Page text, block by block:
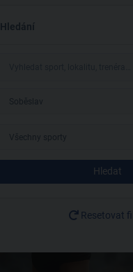
Hledání
Soběslav
Všechny sporty
Hledat
Resetovat